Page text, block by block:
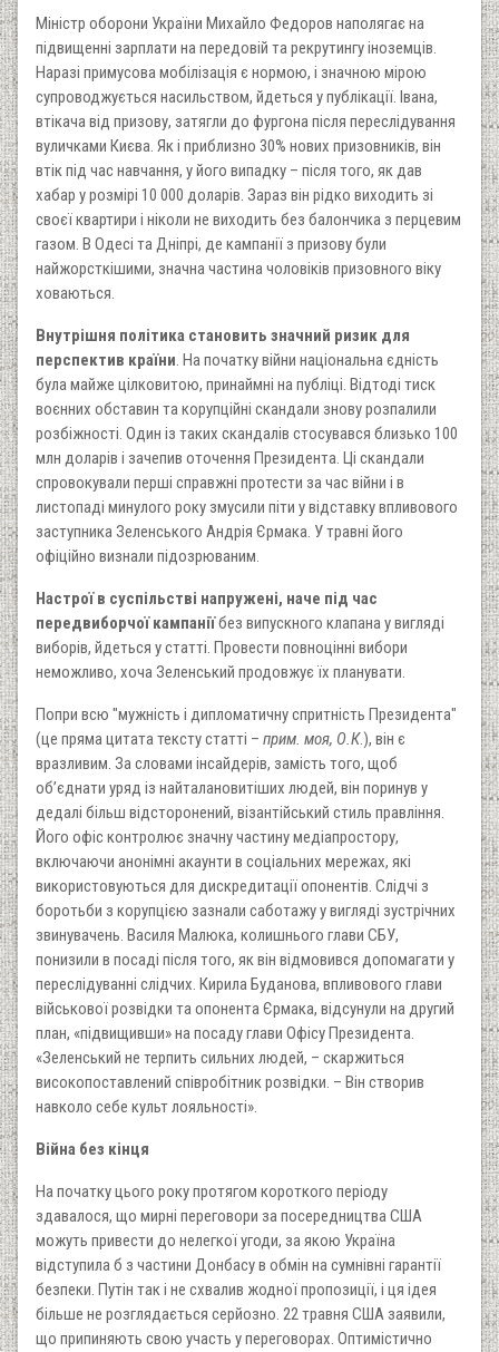
Міністр оборони України Михайло Федоров наполягає на
підвищенні зарплати на передовій та рекрутингу іноземців.
Наразі примусова мобілізація є нормою, і значною мірою
супроводжується насильством, йдеться у публікації. Івана,
втікача від призову, затягли до фургона після переслідування
вуличками Києва. Як і приблизно 30% нових призовників, він
втік під час навчання, у його випадку – після того, як дав
хабар у розмірі 10 000 доларів. Зараз він рідко виходить зі
своєї квартири і ніколи не виходить без балончика з перцевим
газом. В Одесі та Дніпрі, де кампанії з призову були
найжорсткішими, значна частина чоловіків призовного віку
ховаються.
Внутрішня політика становить значний ризик для
перспектив країни. На початку війни національна єдність
була майже цілковитою, принаймні на публіці. Відтоді тиск
воєнних обставин та корупційні скандали знову розпалили
розбіжності. Один із таких скандалів стосувався близько 100
млн доларів і зачепив оточення Президента. Ці скандали
спровокували перші справжні протести за час війни і в
листопаді минулого року змусили піти у відставку впливового
заступника Зеленського Андрія Єрмака. У травні його
офіційно визнали підозрюваним.
Настрої в суспільстві напружені, наче під час
передвиборчої кампаніїбез випускного клапана у вигляді
виборів, йдеться у статті. Провести повноцінні вибори
неможливо, хоча Зеленський продовжує їх планувати.
Попри всю "мужність і дипломатичну спритність Президента"
(це пряма цитата тексту статті – прим. моя, О.К.), він є
вразливим. За словами інсайдерів, замість того, щоб
об’єднати уряд із найталановитіших людей, він поринув у
дедалі більш відсторонений, візантійський стиль правління.
Його офіс контролює значну частину медіапростору,
включаючи анонімні акаунти в соціальних мережах, які
використовуються для дискредитації опонентів. Слідчі з
боротьби з корупцією зазнали саботажу у вигляді зустрічних
звинувачень. Василя Малюка, колишнього глави СБУ,
понизили в посаді після того, як він відмовився допомагати у
переслідуванні слідчих. Кирила Буданова, впливового глави
військової розвідки та опонента Єрмака, відсунули на другий
план, «підвищивши» на посаду глави Офісу Президента.
«Зеленський не терпить сильних людей, – скаржиться
високопоставлений співробітник розвідки. – Він створив
навколо себе культ лояльності».
Війна без кінця
На початку цього року протягом короткого періоду
здавалося, що мирні переговори за посередництва США
можуть привести до нелегкої угоди, за якою Україна
відступила б з частини Донбасу в обмін на сумнівні гарантії
безпеки. Путін так і не схвалив жодної пропозиції, і ця ідея
більше не розглядається серйозно. 22 травня США заявили,
що припиняють свою участь у переговорах. Оптимістично